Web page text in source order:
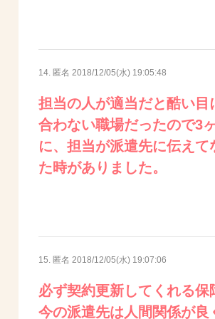
14. 匿名 2018/12/05(水) 19:05:48
担当の人が適当だと酷い目
合わない職場だったので3
に、担当が派遣先に伝え
た時がありました。
15. 匿名 2018/12/05(水) 19:07:06
必ず契約更新してくれる保
今の派遣先は人間関係が